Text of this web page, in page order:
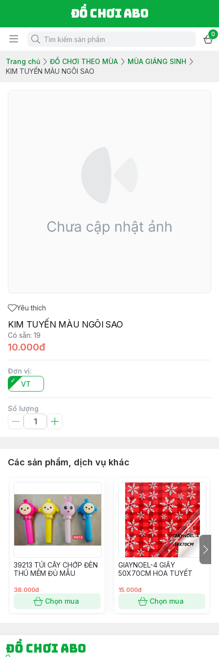
Đồ chơi ABO
0
Trang chủ ĐỒ CHƠI THEO MÙA
MÙA GIÁNG SINH
KIM TUYẾN MÀU NGÔI SAO
Yêu thích
KIM TUYẾN MÀU NGÔI SAO
Có sẵn: 19
10.000đ
Đơn vị:
VT
Số lượng
Các sản phẩm, dịch vụ khác
39213 TÚI CÂY CHỚP ĐÈN
THÚ MỀM ĐỦ MẪU
38.000đ
Chọn mua
GIAYNOEL-4 GIẤY
50X70CM HOA TUYẾT
15.000đ
Chọn mua
Đồ chơi ABO